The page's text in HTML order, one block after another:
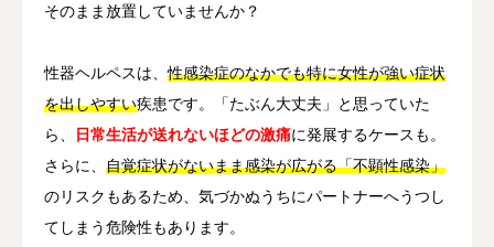
そのまま放置していませんか？
性器ヘルペスは、性感染症のなかでも特に女性が強い症状
を出しやすい疾患です。「たぶん大丈夫」と思っていた
ら、
日常生活が送れないほどの激痛に発展するケースも。
さらに、 自覚症状がないまま感染が広がる「不顕性感染」
のリスクもあるため、気づかぬうちにパートナーへうつし
てしまう危険性もあります。